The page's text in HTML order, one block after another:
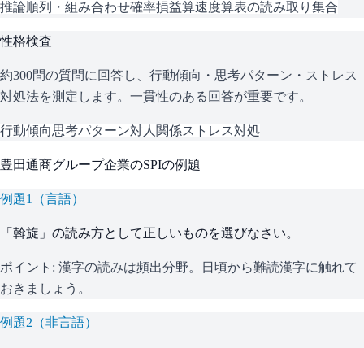
推論順列・組み合わせ確率損益算速度算表の読み取り 集合
性格検査
約300問の質問に回答し、行動傾向・思考パターン・ストレス
対処法を測定します。一貫性のある回答が重要です。
行動傾向思考パターン対人関係ストレス対処
豊田通商グループ企業のSPIの例題
例題1 （言語）
「斡旋」の読み方として正しいものを選びなさい。
ポイント: 漢字の読みは頻出分野。日頃から難読漢字に触れて
おきましょう。
例題2 （非言語）